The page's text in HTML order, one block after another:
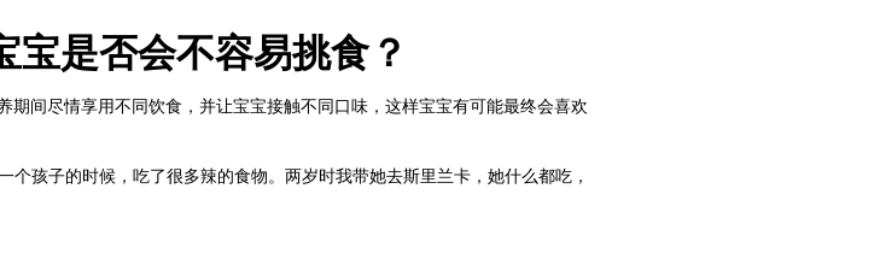
是否会不容易挑食？
期间尽情享用不同饮食，并让宝宝接触不同口味，这样宝宝有可能最终会喜欢
孩子的时候，吃了很多辣的食物。两岁时我带她去斯里兰卡，她什么都吃，